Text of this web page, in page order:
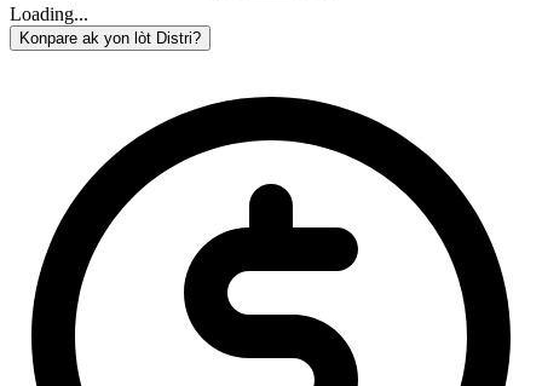
Loading...
Konpare ak yon lòt Distri?